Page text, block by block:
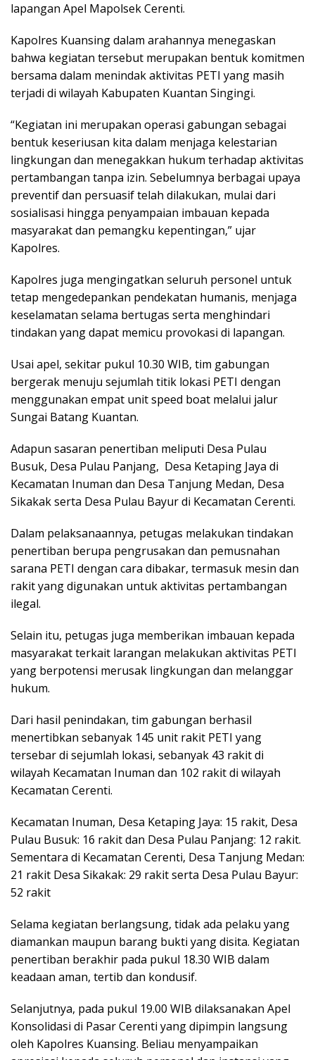
lapangan Apel Mapolsek Cerenti.
Kapolres Kuansing dalam arahannya menegaskan
bahwa kegiatan tersebut merupakan bentuk komitmen
bersama dalam menindak aktivitas PETI yang masih
terjadi di wilayah Kabupaten Kuantan Singingi.
“Kegiatan ini merupakan operasi gabungan sebagai
bentuk keseriusan kita dalam menjaga kelestarian
lingkungan dan menegakkan hukum terhadap aktivitas
pertambangan tanpa izin. Sebelumnya berbagai upaya
preventif dan persuasif telah dilakukan, mulai dari
sosialisasi hingga penyampaian imbauan kepada
masyarakat dan pemangku kepentingan,” ujar
Kapolres.
Kapolres juga mengingatkan seluruh personel untuk
tetap mengedepankan pendekatan humanis, menjaga
keselamatan selama bertugas serta menghindari
tindakan yang dapat memicu provokasi di lapangan.
Usai apel, sekitar pukul 10.30 WIB, tim gabungan
bergerak menuju sejumlah titik lokasi PETI dengan
menggunakan empat unit speed boat melalui jalur
Sungai Batang Kuantan.
Adapun sasaran penertiban meliputi Desa Pulau
Busuk, Desa Pulau Panjang, Desa Ketaping Jaya di
Kecamatan Inuman dan Desa Tanjung Medan, Desa
Sikakak serta Desa Pulau Bayur di Kecamatan Cerenti.
Dalam pelaksanaannya, petugas melakukan tindakan
penertiban berupa pengrusakan dan pemusnahan
sarana PETI dengan cara dibakar, termasuk mesin dan
rakit yang digunakan untuk aktivitas pertambangan
ilegal.
Selain itu, petugas juga memberikan imbauan kepada
masyarakat terkait larangan melakukan aktivitas PETI
yang berpotensi merusak lingkungan dan melanggar
hukum.
Dari hasil penindakan, tim gabungan berhasil
menertibkan sebanyak 145 unit rakit PETI yang
tersebar di sejumlah lokasi, sebanyak 43 rakit di
wilayah Kecamatan Inuman dan 102 rakit di wilayah
Kecamatan Cerenti.
Kecamatan Inuman, Desa Ketaping Jaya: 15 rakit, Desa
Pulau Busuk: 16 rakit dan Desa Pulau Panjang: 12 rakit.
Sementara di Kecamatan Cerenti, Desa Tanjung Medan:
21 rakit Desa Sikakak: 29 rakit serta Desa Pulau Bayur:
52 rakit
Selama kegiatan berlangsung, tidak ada pelaku yang
diamankan maupun barang bukti yang disita. Kegiatan
penertiban berakhir pada pukul 18.30 WIB dalam
keadaan aman, tertib dan kondusif.
Selanjutnya, pada pukul 19.00 WIB dilaksanakan Apel
Konsolidasi di Pasar Cerenti yang dipimpin langsung
oleh Kapolres Kuansing. Beliau menyampaikan